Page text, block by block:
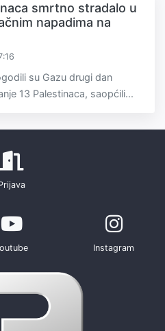
smrtno stradalo u
napadima na
su Gazu drugi dan
13 Palestinaca, saopćili...
Instagram